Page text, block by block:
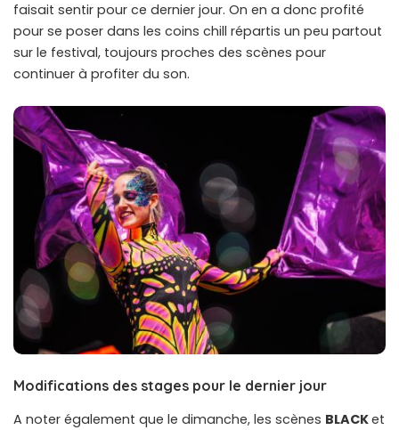
faisait sentir pour ce dernier jour. On en a donc profité
pour se poser dans les coins chill répartis un peu partout
sur le festival, toujours proches des scènes pour
continuer à profiter du son.
Modifications des stages pour le dernier jour
A noter également que le dimanche, les scènes BLACKet